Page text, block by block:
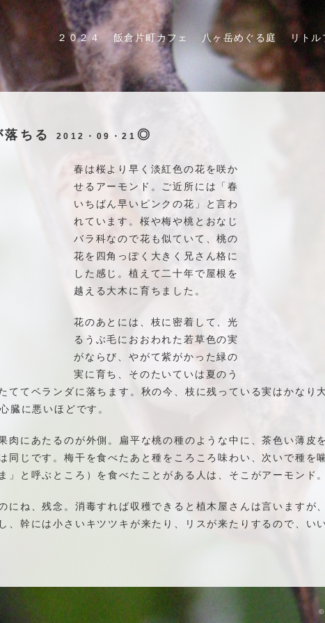
２０２４ 飯倉片町カフェ 八ヶ岳めぐる庭 リトル
ちる 2012・09・21 ◎
春は桜より早く淡紅色の花を咲か
せるアーモンド。ご近所には「春
いちばん早いピンクの花」と言わ
れています。桜や梅や桃とおなじ
バラ科なので花も似ていて、桃の
花を四角っぽく大きく兄さん格に
した感じ。植えて二十年で屋根を
越える大木に育ちました。
花のあとには、枝に密着して、光
るうぶ毛におおわれた若草色の実
がならび、やがて紫がかった緑の
実に育ち、そのたいていは夏のう
ててベランダに落ちます。秋の今、枝に残っている実はかなり
臓に悪いほどです。
肉にあたるのが外側。扁平な桃の種のような中に、茶色い薄皮
同じです。梅干を食べたあと種をころころ味わい、次いで種を
」と呼ぶところ）を食べたことがある人は、そこがアーモンド。
にね、残念。消毒すれば収穫できると植木屋さんは言いますが
、幹には小さいキツツキが来たり、リスが来たりするので、
©